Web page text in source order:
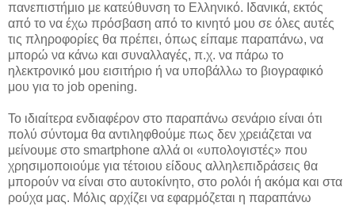
πανεπιστήμιο με κατεύθυνση το Ελληνικό. Ιδανικά, εκτός
από το να έχω πρόσβαση από το κινητό μου σε όλες αυτές
τις πληροφορίες θα πρέπει, όπως είπαμε παραπάνω, να
μπορώ να κάνω και συναλλαγές, π.χ. να πάρω το
ηλεκτρονικό μου εισιτήριο ή να υποβάλλω το βιογραφικό
μου για το job opening.
Το ιδιαίτερα ενδιαφέρον στο παραπάνω σενάριο είναι ότι
πολύ σύντομα θα αντιληφθούμε πως δεν χρειάζεται να
μείνουμε στο smartphone αλλά οι «υπολογιστές» που
χρησιμοποιούμε για τέτοιου είδους αλληλεπιδράσεις θα
μπορούν να είναι στο αυτοκίνητο, στο ρολόι ή ακόμα και στα
ρούχα μας. Μόλις αρχίζει να εφαρμόζεται η παραπάνω